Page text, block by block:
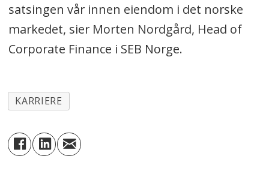
satsingen vår innen eiendom i det norske
markedet, sier Morten Nordgård, Head of
Corporate Finance i SEB Norge.
KARRIERE